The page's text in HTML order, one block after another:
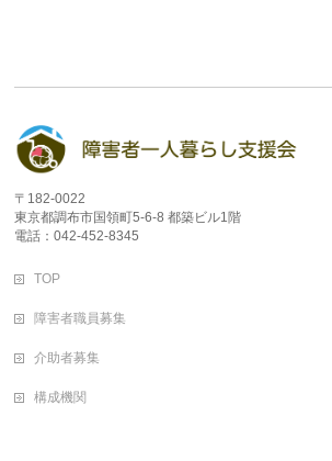
〒182-0022
東京都調布市国領町5-6-8 都築ビル1階
電話：042-452-8345
TOP
障害者職員募集
介助者募集
構成機関